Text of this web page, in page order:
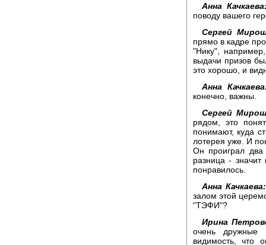
Анна
поводу вашего
Сергей
прямо в кадре
"Нику",
выдачи призов
это хорошо, и
Анна
конечно, важны.
Сергей
рядом, это
понимают, куда
лотерея уже. И
Он проиграл
разница -
понравилось.
Анна Качкаева:
залом этой
"ТЭФИ"?
Ирина
очень дружные
видимость, что